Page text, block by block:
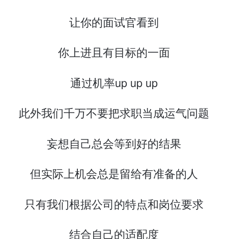
让你的面试官看到
你上进且有目标的一面
通过机率up up up
此外我们千万不要把求职当成运气问题
妄想自己总会等到好的结果
但实际上机会总是留给有准备的人
只有我们根据公司的特点和岗位要求
结合自己的适配度